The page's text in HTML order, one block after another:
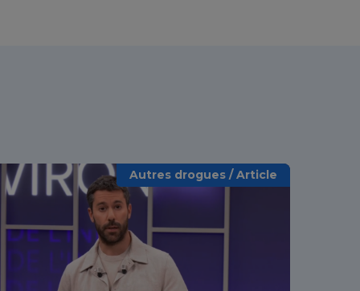
Autres drogues / Article